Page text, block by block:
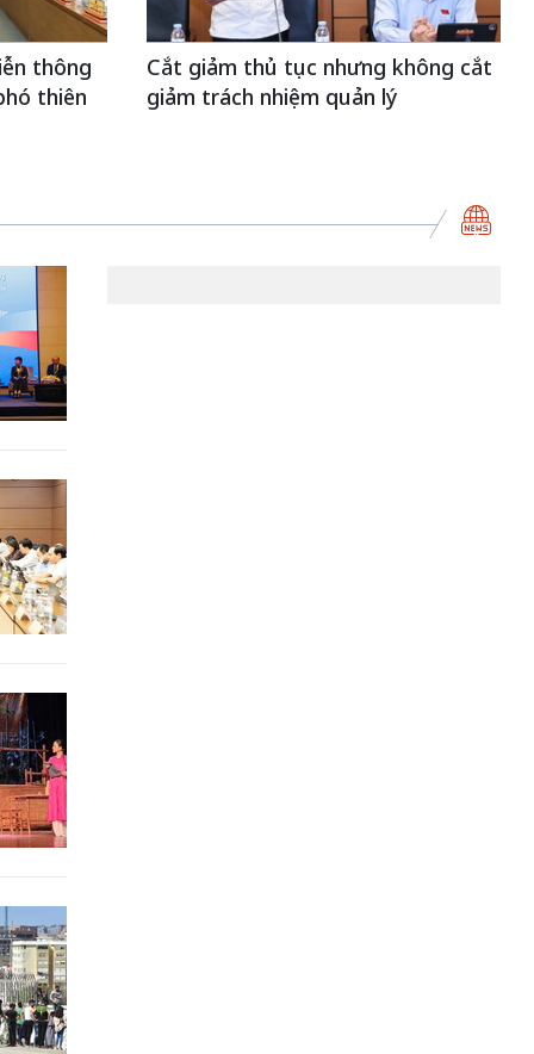
thông
thiên
Cắt giảm thủ tục nhưng không cắt
giảm trách nhiệm quản lý